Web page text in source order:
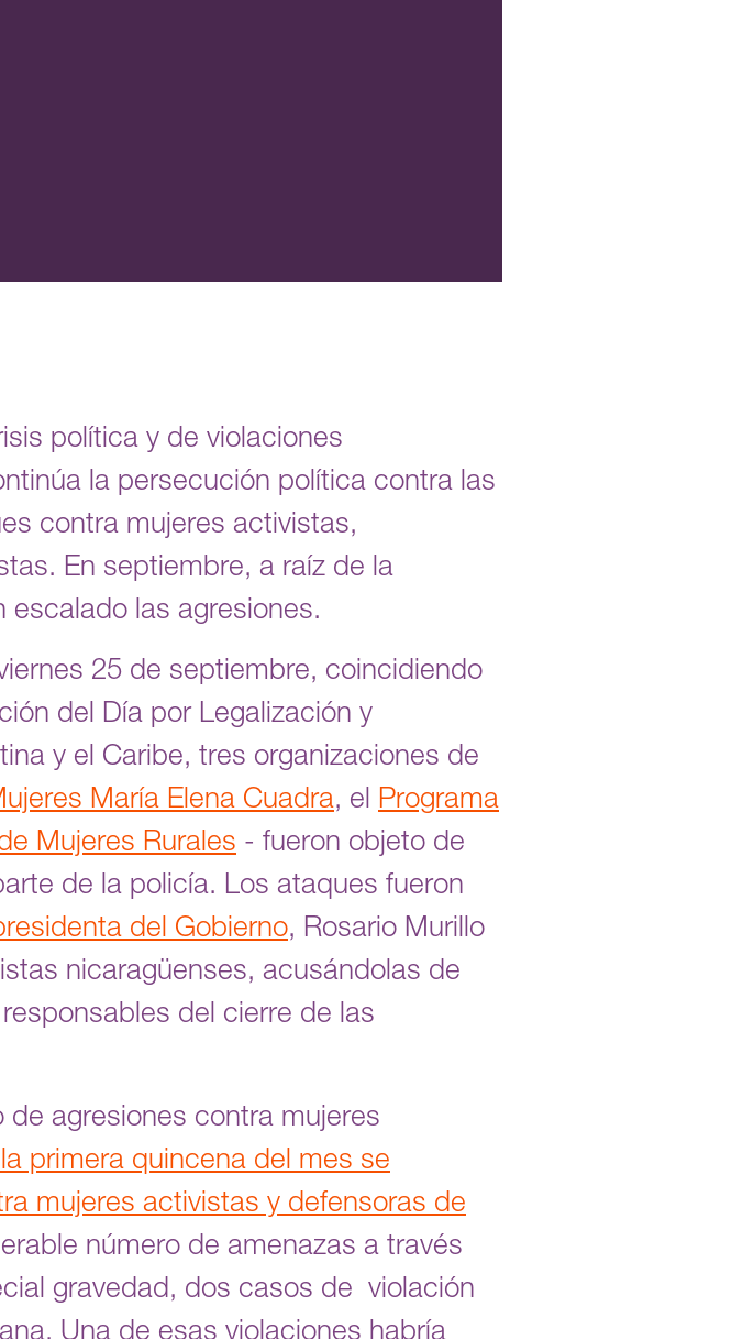
política y de violaciones
la persecución política contra las
contra mujeres activistas,
En septiembre, a raíz de la
las agresiones.
25 de septiembre, coincidiendo
del Día por Legalización y
y el Caribe, tres organizaciones de
María Elena Cuadra, el Programa
Mujeres Rurales - fueron objeto de
de la policía. Los ataques fueron
del Gobierno, Rosario Murillo
nicaragüenses, acusándolas de
del cierre de las
agresiones contra mujeres
primera quincena del mes se
mujeres activistas y defensoras de
número de amenazas a través
gravedad, dos casos de violación